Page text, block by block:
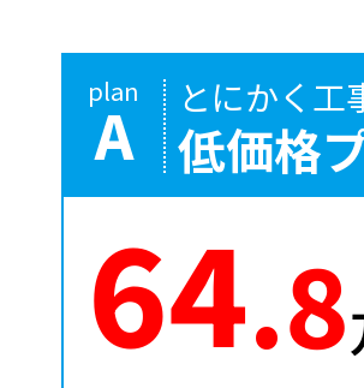
plan
A とにかく工
低価格
64.8